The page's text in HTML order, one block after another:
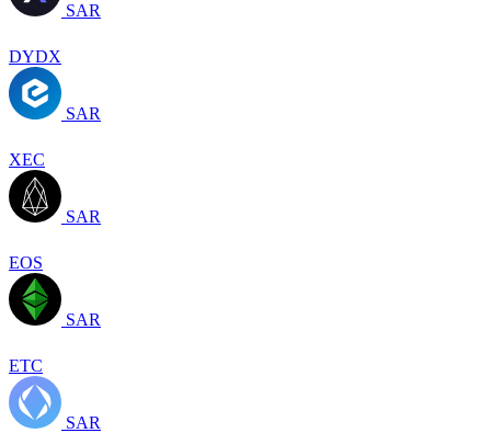
SAR
DYDX
SAR
XEC
SAR
EOS
SAR
ETC
SAR